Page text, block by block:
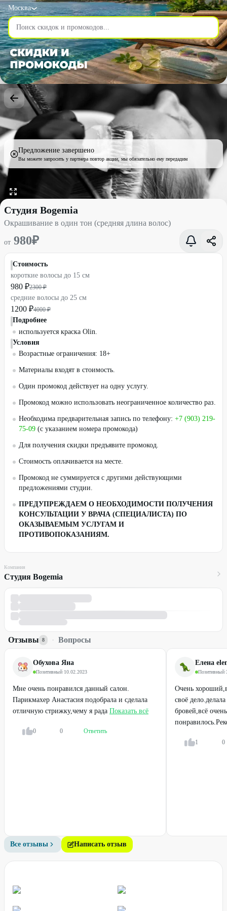
Москва
Предложение завершено
Вы можете запросить у партнера повтор акции, мы обязательно ему передадим
Окрашивание в один тон (средняя длина волос) со скидкой до
Студия Bogemia
Окрашивание в один тон (средняя длина волос)
от 980₽
Стоимость
короткие волосы до 15 см
980 ₽2300 ₽
средние волосы до 25 см
1200 ₽4000 ₽
Подробнее
используется краска Olin.
Условия
Возрастные ограничения: 18+
Материалы входят в стоимость.
Один промокод действует на одну услугу.
Промокод можно использовать неограниченное количество раз.
Необходима предварительная запись по телефону: +7 (903) 219-
75-09 (с указанием номера промокода)
Для получения скидки предъявите промокод.
Стоимость оплачивается на месте.
Промокод не суммируется с другими действующими
предложениями студии.
ПРЕДУПРЕЖДАЕМ О НЕОБХОДИМОСТИ ПОЛУЧЕНИЯ
КОНСУЛЬТАЦИИ У ВРАЧА (СПЕЦИАЛИСТА) ПО
ОКАЗЫВАЕМЫМ УСЛУГАМ И
ПРОТИВОПОКАЗАНИЯМ.
Компания
Студия Bogemia
Отзывы 8 · Вопросы
Обухова Яна
Позитивный·10.02.2023
Мне очень понравился данный салон.
Парикмахер Анастасия подобрала и сделала
отличную стрижку,чему я рада Показать всё
0 0 Ответить
Елена
Позитивный·
Очень
своё
бровей,всё очень
1 0
Все отзывы Написать отзыв